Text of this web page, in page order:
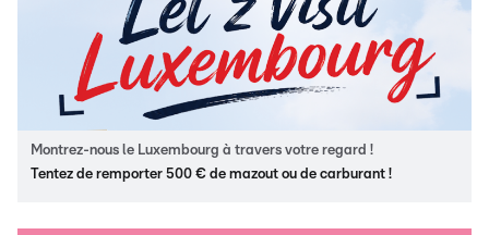
Montrez-nous le Luxembourg à travers votre regard !
Tentez de remporter 500 € de mazout ou de carburant !